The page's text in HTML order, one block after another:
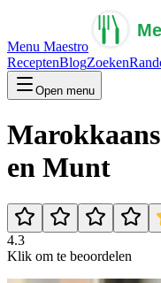
Menu Maestro
ReceptenBlogZoeken
Open menu
en Munt
4.3
Klik om te beoordelen